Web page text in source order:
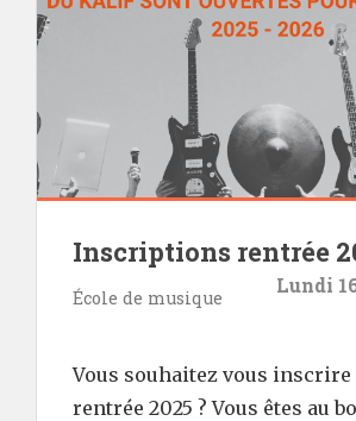
Inscriptions rentrée
École de musique
Lundi
Vous souhaitez vous
rentrée 2025 ? Vous êtes au